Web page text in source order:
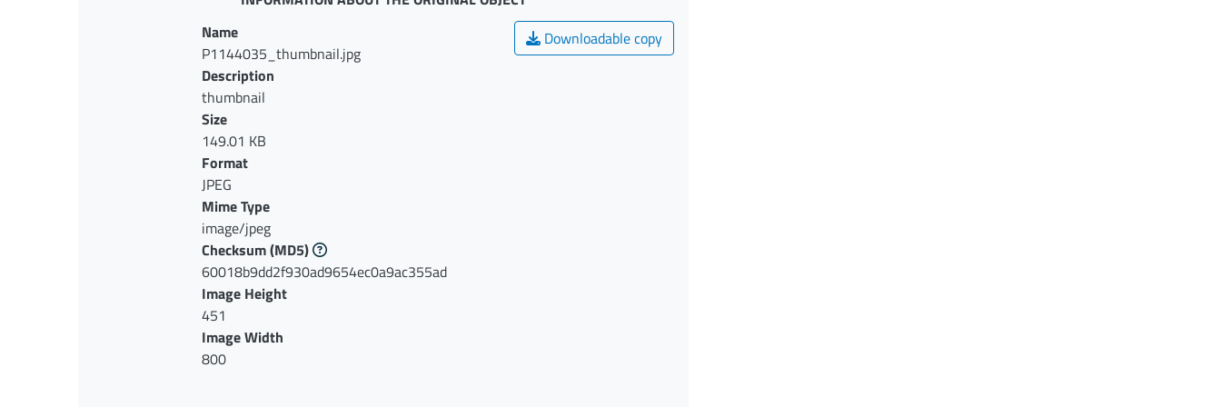
Downloadable copy
Name
P1144035_thumbnail.jpg
Description
thumbnail
Size
149.01 KB
Format
JPEG
Mime Type
image/jpeg
Checksum(MD5)
60018b9dd2f930ad9654ec0a9ac355ad
Image Height
451
Image Width
800